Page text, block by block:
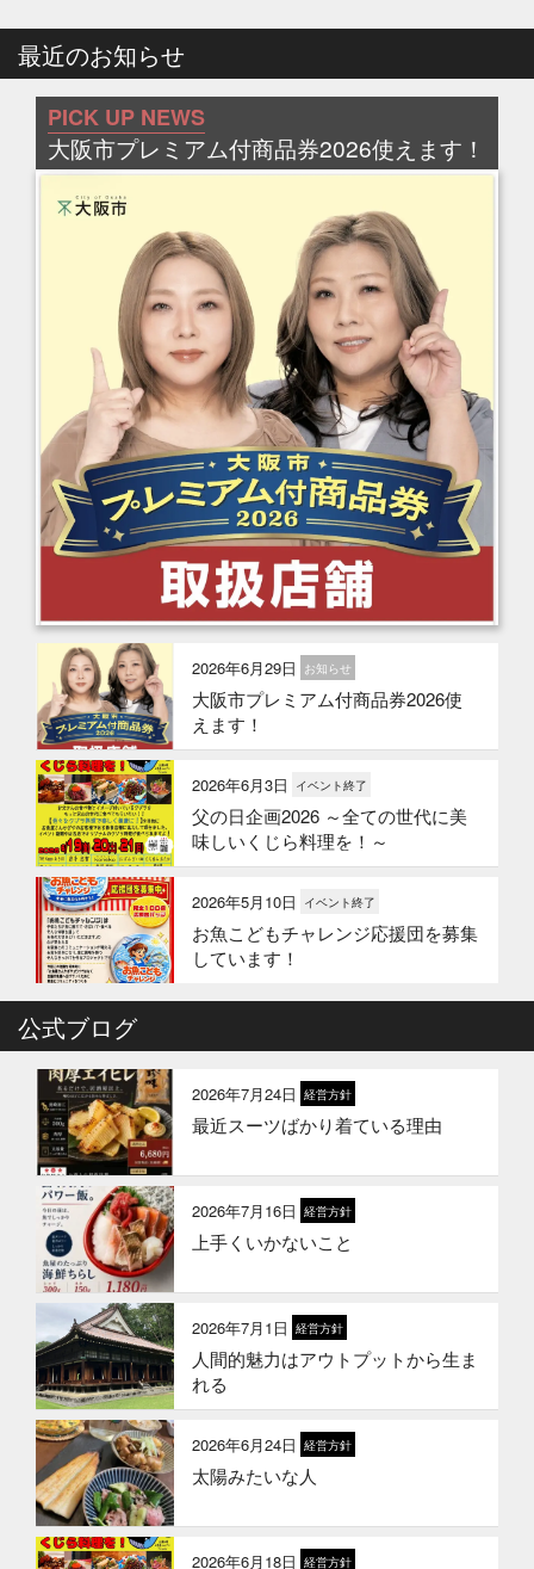
最近のお知らせ
PICK UP NEWS
大阪市プレミアム付商品券2026使えます！
2026年6月29日 お知らせ
大阪市プレミアム付商品券2026使
えます！
2026年6月3日 イベント終了
父の日企画2026 ～全ての世代に美
味しいくじら料理を！～
2026年5月10日 イベント終了
お魚こどもチャレンジ応援団を募集
しています！
お魚こどもチャレンジ第10弾
2026年3月24日 イベント終了
2026年3月10日 お知らせ
2026年1月21日 お知らせ
冬のギフトはかぎやオンラインスト
2026年1月1日 お知らせ
公式ブログ
2026年7月24日 経営方針
最近スーツばかり着ている理由
2026年7月16日 経営方針
上手くいかないこと
2026年7月1日 経営方針
人間的魅力はアウトプットから生ま
れる
2026年6月24日 経営方針
太陽みたいな人
2026年6月18日 経営方針